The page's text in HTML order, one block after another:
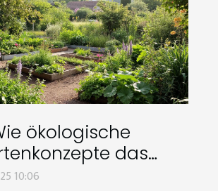
ökologische
das
verbessern?
10:06